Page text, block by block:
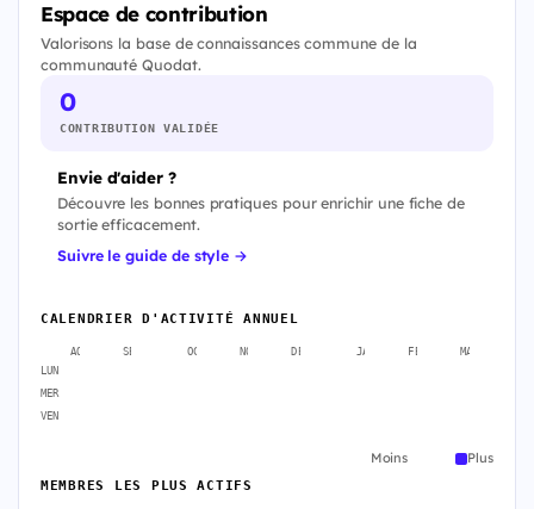
Espace de contribution
Valorisons la base de connaissances commune de la
communauté Quodat.
0
CONTRIBUTION VALIDÉE
Envie d'aider ?
Découvre les bonnes pratiques pour enrichir une fiche de
sortie efficacement.
Suivre le guide de style →
CALENDRIER D'ACTIVITÉ ANNUEL
AOÛT SEPT. OCT. NOV. DÉC. JANV. FÉVR. MARS
LUN
MER
VEN
Moins Plus
MEMBRES LES PLUS ACTIFS